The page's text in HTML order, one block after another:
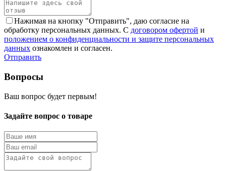
Нажимая на кнопку "Отправить", даю согласие на
обработку персональных данных. С договором офертой и
положением о конфиденциальности и защите персональных
данных ознакомлен и согласен.
Отправить
Вопросы
Ваш вопрос будет первым!
Задайте вопрос о товаре